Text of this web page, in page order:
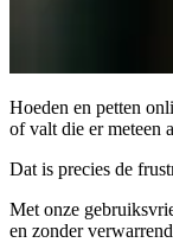
Hoeden en petten
of valt die er meteen
Dat is precies de
Met onze
en zonder